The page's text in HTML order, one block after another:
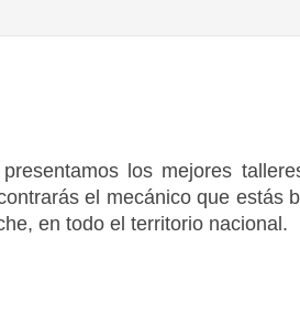
presentamos los mejores
el mecánico que estás
en todo el territorio nacional.